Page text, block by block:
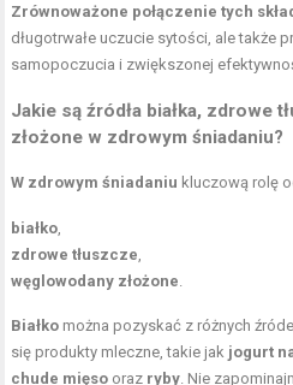
Zrównoważone połączenie tych
długotrwałe uczucie sytości, ale także
samopoczucia i zwiększonej
Jakie są źródła białka, zdrowe
złożone w zdrowym śniadaniu?
W zdrowym śniadaniu kluczową rolę
białko
zdrowe tłuszcze
węglowodany złożone
Białko można pozyskać z różnych
się produkty mleczne, takie jak jogurt
chude mięso oraz ryby . Nie